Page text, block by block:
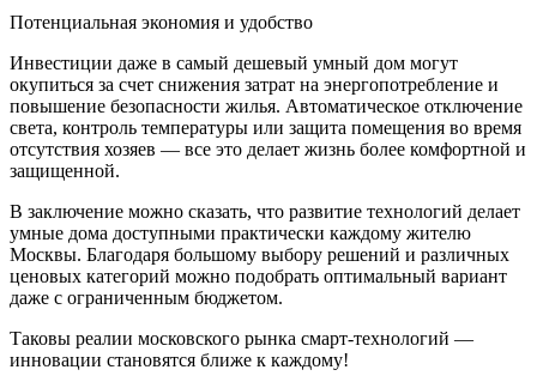
Потенциальная экономия и удобство
Инвестиции даже в самый дешевый умный дом могут
окупиться за счет снижения затрат на энергопотребление и
повышение безопасности жилья. Автоматическое отключение
света, контроль температуры или защита помещения во время
отсутствия хозяев — все это делает жизнь более комфортной и
защищенной.
В заключение можно сказать, что развитие технологий делает
умные дома доступными практически каждому жителю
Москвы. Благодаря большому выбору решений и различных
ценовых категорий можно подобрать оптимальный вариант
даже с ограниченным бюджетом.
Таковы реалии московского рынка смарт-технологий —
инновации становятся ближе к каждому!